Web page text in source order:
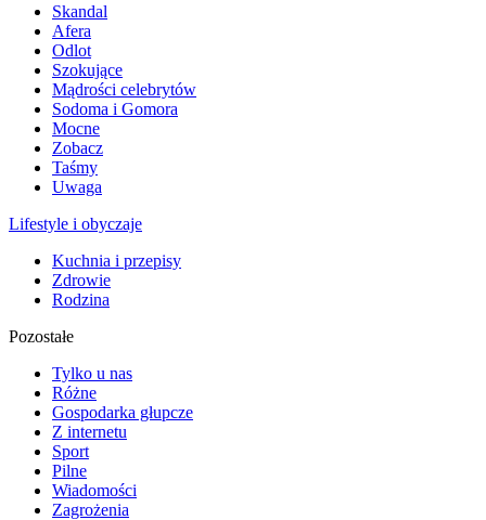
Skandal
Afera
Odlot
Szokujące
Mądrości celebrytów
Sodoma i Gomora
Mocne
Zobacz
Taśmy
Uwaga
Lifestyle i obyczaje
Kuchnia i przepisy
Zdrowie
Rodzina
Pozostałe
Tylko u nas
Różne
Gospodarka głupcze
Z internetu
Sport
Pilne
Wiadomości
Zagrożenia